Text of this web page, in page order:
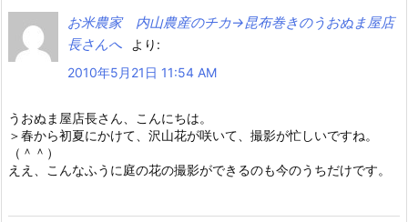
お米農家 内山農産のチカ→昆布巻きのうおぬま屋店
長さんへ
より:
2010年5月21日 11:54 AM
うおぬま屋店長さん、こんにちは。
＞春から初夏にかけて、沢山花が咲いて、撮影が忙しいですね。
（＾＾）
ええ、こんなふうに庭の花の撮影ができるのも今のうちだけです。